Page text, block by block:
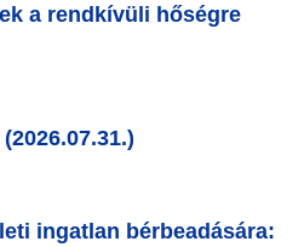
a rendkívüli hőségre
ingatlan bérbeadására: